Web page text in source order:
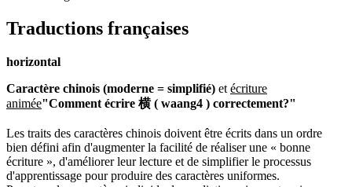
Traductions françaises
horizontal
Caractère chinois (moderne = simplifié) et écriture
animée"Comment écrire 横 ( waang4 ) correctement?"
Les traits des caractères chinois doivent être écrits dans un ordre
bien défini afin d'augmenter la facilité de réaliser une « bonne
écriture », d'améliorer leur lecture et de simplifier le processus
d'apprentissage pour produire des caractères uniformes.